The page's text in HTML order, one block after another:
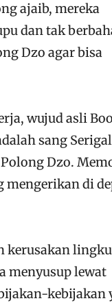
ajaib, mereka
dan tak
Dzo agar bisa
wujud asli
sang
Dzo.
mengerikan di
kerusakan
menyusup lewat
kebijakan